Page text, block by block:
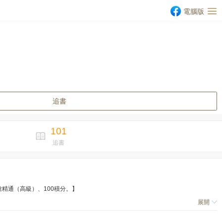
電腦版
追書
101
追書
通（高級）、100積分。】
展開